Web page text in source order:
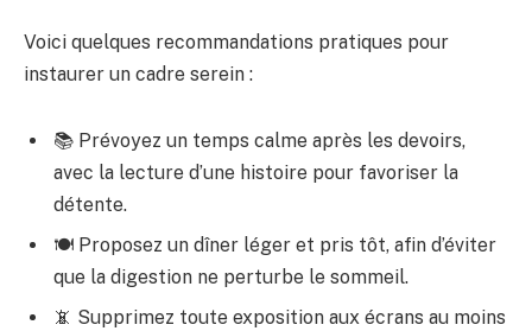
Voici quelques recommandations pratiques pour
instaurer un cadre serein :
📚 Prévoyez un temps calme après les devoirs,
avec la lecture d’une histoire pour favoriser la
détente.
🍽️ Proposez un dîner léger et pris tôt, afin d’éviter
que la digestion ne perturbe le sommeil.
📵 Supprimez toute exposition aux écrans au moins